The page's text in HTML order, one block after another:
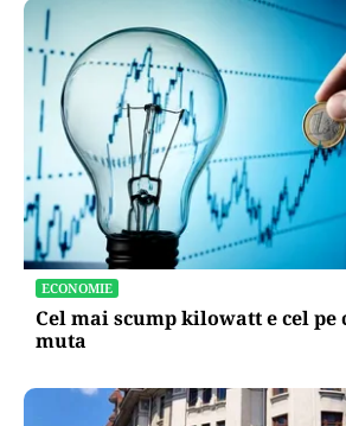
AUTO
Schimbare pe piața auto:
puține mașini, însă tot mai